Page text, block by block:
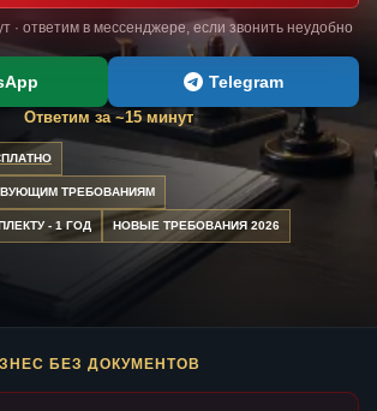
· ответим в мессенджере, если звонить неудобно
Telegram
Ответим за ~15 минут
ТРЕБОВАНИЯМ
- 1 ГОД НОВЫЕ ТРЕБОВАНИЯ 2026
БЕЗ ДОКУМЕНТОВ